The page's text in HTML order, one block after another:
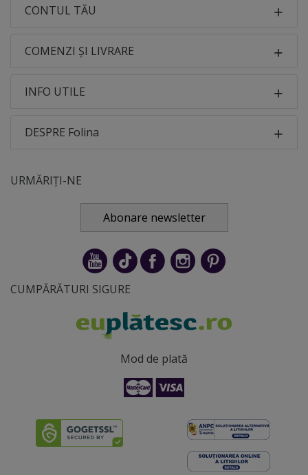
CONTUL TĂU
COMENZI ȘI LIVRARE
INFO UTILE
DESPRE Folina
URMĂRIȚI-NE
Abonare newsletter
CUMPĂRĂTURI SIGURE
Mod de plată